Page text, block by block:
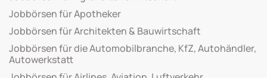
Jobbörsen für Apotheker
Jobbörsen für Architekten & Bauwirtschaft
Jobbörsen für die Automobilbranche, KfZ, Autohändler,
Autowerkstatt